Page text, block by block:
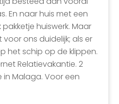
En naar huis met een
huiswerk. Maar
ons duidelijk; als er
het schip op de klippen.
Relatievakantie. 2
Malaga. Voor een